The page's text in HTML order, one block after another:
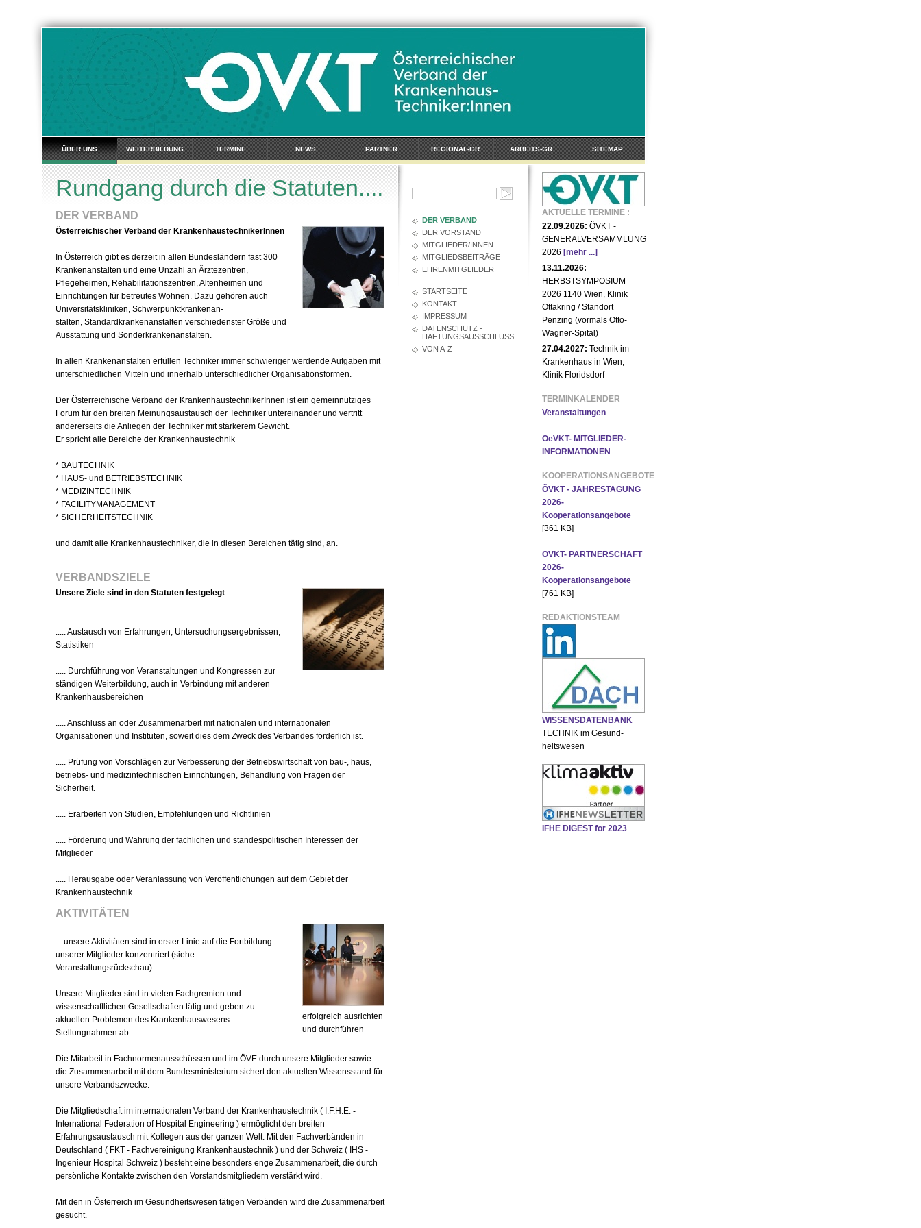
ÜBER UNS WEITERBILDUNG TERMINE NEWS PARTNER REGIONAL-GR. ARBEITS-GR. SITEMAP
DER VERBAND
DER VORSTAND
MITGLIEDER/INNEN
MITGLIEDSBEITRÄGE
EHRENMITGLIEDER
STARTSEITE
KONTAKT
IMPRESSUM
DATENSCHUTZ -
HAFTUNGSAUSSCHLUSS
VON A-Z
Rundgang durch die Statuten....
DER VERBAND
Österreichischer Verband der KrankenhaustechnikerInnen
In Österreich gibt es derzeit in allen Bundesländern fast 300
Krankenanstalten und eine Unzahl an Ärztezentren,
Pflegeheimen, Rehabilitationszentren, Altenheimen und
Einrichtungen für betreutes Wohnen. Dazu gehören auch
Universitätskliniken, Schwerpunktkrankenan-
stalten, Standardkrankenanstalten verschiedenster Größe und
Ausstattung und Sonderkrankenanstalten.
In allen Krankenanstalten erfüllen Techniker immer schwieriger werdende Aufgaben mit
unterschiedlichen Mitteln und innerhalb unterschiedlicher Organisationsformen.
Der Österreichische Verband der KrankenhaustechnikerInnen ist ein gemeinnütziges
Forum für den breiten Meinungsaustausch der Techniker untereinander und vertritt
andererseits die Anliegen der Techniker mit stärkerem Gewicht.
Er spricht alle Bereiche der Krankenhaustechnik
* BAUTECHNIK
* HAUS- und BETRIEBSTECHNIK
* MEDIZINTECHNIK
* FACILITYMANAGEMENT
* SICHERHEITSTECHNIK
und damit alle Krankenhaustechniker, die in diesen Bereichen tätig sind, an.
VERBANDSZIELE
Unsere Ziele sind in den Statuten festgelegt
..... Austausch von Erfahrungen, Untersuchungsergebnissen,
Statistiken
..... Durchführung von Veranstaltungen und Kongressen zur
ständigen Weiterbildung, auch in Verbindung mit anderen
Krankenhausbereichen
..... Anschluss an oder Zusammenarbeit mit nationalen und internationalen
Organisationen und Instituten, soweit dies dem Zweck des Verbandes förderlich ist.
..... Prüfung von Vorschlägen zur Verbesserung der Betriebswirtschaft von bau-, haus,
betriebs- und medizintechnischen Einrichtungen, Behandlung von Fragen der
Sicherheit.
..... Erarbeiten von Studien, Empfehlungen und Richtlinien
..... Förderung und Wahrung der fachlichen und standespolitischen Interessen der
Mitglieder
..... Herausgabe oder Veranlassung von Veröffentlichungen auf dem Gebiet der
Krankenhaustechnik
AKTIVITÄTEN
erfolgreich ausrichten
und durchführen
... unsere Aktivitäten sind in erster Linie auf die Fortbildung
unserer Mitglieder konzentriert (siehe
Veranstaltungsrückschau)
Unsere Mitglieder sind in vielen Fachgremien und
wissenschaftlichen Gesellschaften tätig und geben zu
aktuellen Problemen des Krankenhauswesens
Stellungnahmen ab.
Die Mitarbeit in Fachnormenausschüssen und im ÖVE durch unsere Mitglieder sowie
die Zusammenarbeit mit dem Bundesministerium sichert den aktuellen Wissensstand für
unsere Verbandszwecke.
Die Mitgliedschaft im internationalen Verband der Krankenhaustechnik ( I.F.H.E. -
International Federation of Hospital Engineering ) ermöglicht den breiten
Erfahrungsaustausch mit Kollegen aus der ganzen Welt. Mit den Fachverbänden in
Deutschland ( FKT - Fachvereinigung Krankenhaustechnik ) und der Schweiz ( IHS -
Ingenieur Hospital Schweiz ) besteht eine besonders enge Zusammenarbeit, die durch
persönliche Kontakte zwischen den Vorstandsmitgliedern verstärkt wird.
Mit den in Österreich im Gesundheitswesen tätigen Verbänden wird die Zusammenarbeit
gesucht.
AKTUELLE TERMINE :
22.09.2026: ÖVKT -
GENERALVERSAMMLUNG
2026 [mehr ...]
13.11.2026:
HERBSTSYMPOSIUM
2026 1140 Wien, Klinik
Ottakring / Standort
Penzing (vormals Otto-
Wagner-Spital)
27.04.2027: Technik im
Krankenhaus in Wien,
Klinik Floridsdorf
TERMINKALENDER
Veranstaltungen
OeVKT- MITGLIEDER-
INFORMATIONEN
KOOPERATIONSANGEBOTE
ÖVKT - JAHRESTAGUNG
2026-
Kooperationsangebote
[361 KB]
ÖVKT- PARTNERSCHAFT
2026-
Kooperationsangebote
[761 KB]
REDAKTIONSTEAM
WISSENSDATENBANK
TECHNIK im Gesund-
heitswesen
IFHE DIGEST for 2023